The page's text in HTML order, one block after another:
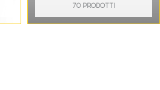
70 PRODOTTI